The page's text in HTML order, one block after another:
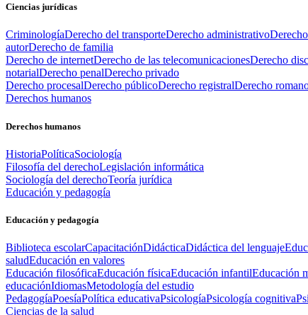
Ciencias jurídicas
CriminologíaDerecho del transporteDerecho administrativo
autorDerecho de familia
Derecho de internetDerecho de las telecomunicacionesDerecho
notarialDerecho penalDerecho privado
Derecho procesalDerecho públicoDerecho registralDerecho
Derechos humanos
Derechos humanos
HistoriaPolíticaSociología
Filosofía del derechoLegislación informática
Sociología del derechoTeoría jurídica
Educación y pedagogía
Educación y pedagogía
Biblioteca escolarCapacitaciónDidácticaDidáctica del lenguaje
saludEducación en valores
Educación filosóficaEducación físicaEducación infantilEducación
educaciónIdiomasMetodología del estudio
PedagogíaPoesíaPolítica educativaPsicologíaPsicología cognitiva
Ciencias de la salud